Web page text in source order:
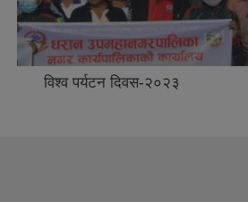
विश्व पर्यटन दिवस-२०२३